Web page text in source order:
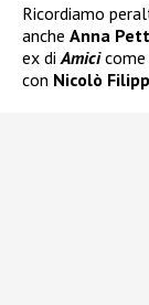
Ricordiamo
anche Anna
ex di Amicicome
con Nicolò